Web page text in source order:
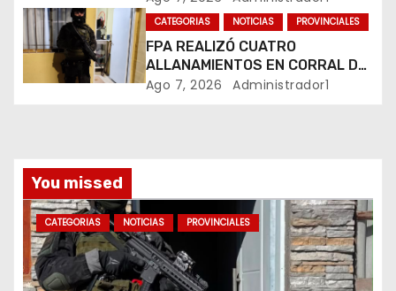
t
r
a
a
s
BUENOS AIRES
CATEGORIAS NOTICIAS PROVINCIALES
FPA REALIZÓ CUATRO
ALLANAMIENTOS EN CORRAL DE
BUSTOS-IFFLINGER
Ago 7, 2026 Administrador1
You missed
CATEGORIAS NOTICIAS PROVINCIALES